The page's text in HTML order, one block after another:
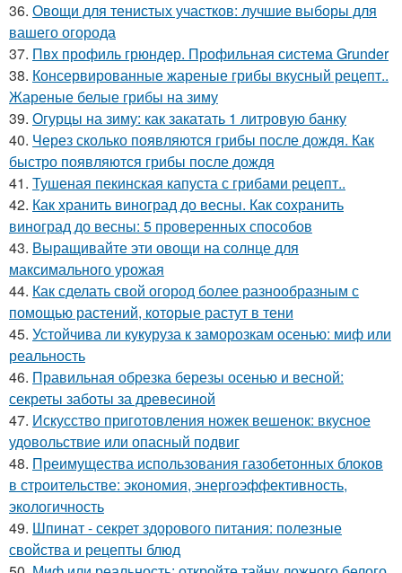
36. Овощи для тенистых участков: лучшие выборы для
вашего огорода
37. Пвх профиль грюндер. Профильная система Grunder
38. Консервированные жареные грибы вкусный рецепт..
Жареные белые грибы на зиму
39. Огурцы на зиму: как закатать 1 литровую банку
40. Через сколько появляются грибы после дождя. Как
быстро появляются грибы после дождя
41. Тушеная пекинская капуста с грибами рецепт..
42. Как хранить виноград до весны. Как сохранить
виноград до весны: 5 проверенных способов
43. Выращивайте эти овощи на солнце для
максимального урожая
44. Как сделать свой огород более разнообразным с
помощью растений, которые растут в тени
45. Устойчива ли кукуруза к заморозкам осенью: миф или
реальность
46. Правильная обрезка березы осенью и весной:
секреты заботы за древесиной
47. Искусство приготовления ножек вешенок: вкусное
удовольствие или опасный подвиг
48. Преимущества использования газобетонных блоков
в строительстве: экономия, энергоэффективность,
экологичность
49. Шпинат - секрет здорового питания: полезные
свойства и рецепты блюд